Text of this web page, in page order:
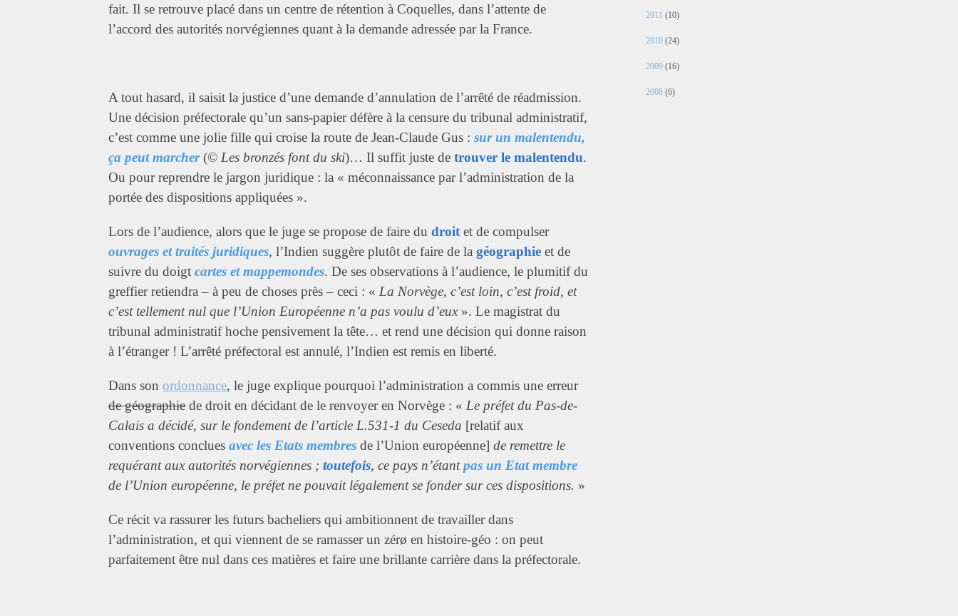
fait. Il se retrouve placé dans un centre de rétention à Coquelles, dans l’attente de
l’accord des autorités norvégiennes quant à la demande adressée par la France.
A tout hasard, il saisit la justice d’une demande d’annulation de l’arrêté de réadmission.
Une décision préfectorale qu’un sans-papier défère à la censure du tribunal administratif,
c’est comme une jolie fille qui croise la route de Jean-Claude Gus : sur un malentendu,
ça peut marcher(© Les bronzés font du ski)… Il suffit juste de trouver le malentendu.
Ou pour reprendre le jargon juridique : la « méconnaissance par l’administration de la
portée des dispositions appliquées ».
Lors de l’audience, alors que le juge se propose de faire du droit et de compulser
ouvrages et traités juridiques, l’Indien suggère plutôt de faire de la géographie et de
suivre du doigt cartes et mappemondes. De ses observations à l’audience, le plumitif du
greffier retiendra – à peu de choses près – ceci : « La Norvège, c’est loin, c’est froid, et
c’est tellement nul que l’Union Européenne n’a pas voulu d’eux». Le magistrat du
tribunal administratif hoche pensivement la tête… et rend une décision qui donne raison
à l’étranger ! L’arrêté préfectoral est annulé, l’Indien est remis en liberté.
Dans son ordonnance, le juge explique pourquoi l’administration a commis une erreur
de géographie de droit en décidant de le renvoyer en Norvège : « Le préfet du Pas-de-
Calais a décidé, sur le fondement de l’article L.531-1 du Ceseda [relatif aux
conventions conclues avec les Etats membres de l’Union européenne] de remettre le
requérant aux autorités norvégiennes ; toutefois, ce pays n’étantpas un Etat membre
de l’Union européenne, le préfet ne pouvait légalement se fonder sur ces dispositions. »
Ce récit va rassurer les futurs bacheliers qui ambitionnent de travailler dans
l’administration, et qui viennent de se ramasser un zérø en histoire-géo : on peut
parfaitement être nul dans ces matières et faire une brillante carrière dans la préfectorale.
2011 (10)
2010 (24)
2009 (16)
2008 (6)